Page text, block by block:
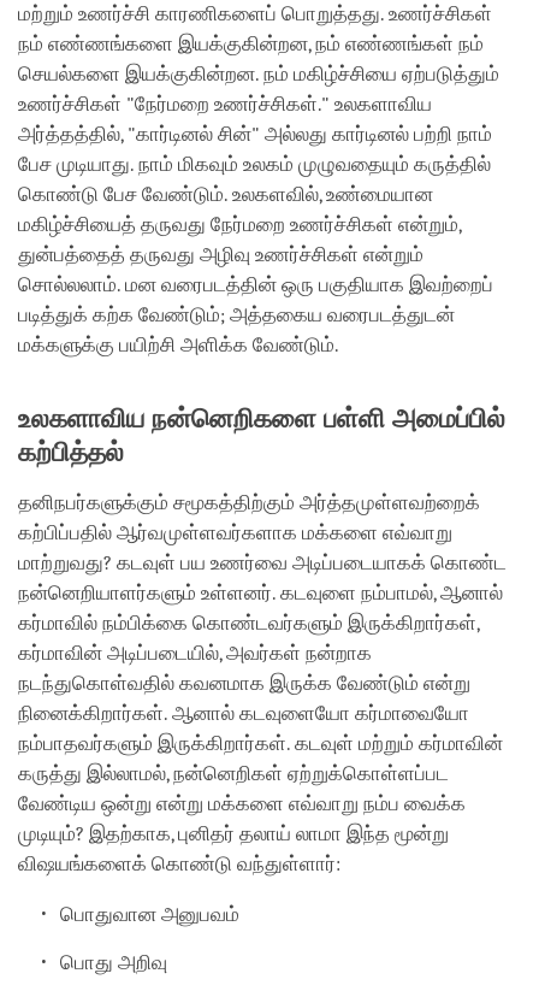
மற்றும் உணர்ச்சி காரணிகளைப் பொறுத்தது. உணர்ச்சிகள்
நம் எண்ணங்களை இயக்குகின்றன, நம் எண்ணங்கள் நம்
செயல்களை இயக்குகின்றன. நம் மகிழ்ச்சியை ஏற்படுத்தும்
உணர்ச்சிகள் "நேர்மறை உணர்ச்சிகள்." உலகளாவிய
அர்த்தத்தில், "கார்டினல் சின்" அல்லது கார்டினல் பற்றி நாம்
பேச முடியாது. நாம் மிகவும் உலகம் முழுவதையும் கருத்தில்
கொண்டு பேச வேண்டும். உலகளவில், உண்மையான
மகிழ்ச்சியைத் தருவது நேர்மறை உணர்ச்சிகள் என்றும்,
துன்பத்தைத் தருவது அழிவு உணர்ச்சிகள் என்றும்
சொல்லலாம். மன வரைபடத்தின் ஒரு பகுதியாக இவற்றைப்
படித்துக் கற்க வேண்டும்; அத்தகைய வரைபடத்துடன்
மக்களுக்கு பயிற்சி அளிக்க வேண்டும்.
உலகளாவிய நன்னெறிகளை பள்ளி அமைப்பில்
கற்பித்தல்
தனிநபர்களுக்கும் சமூகத்திற்கும் அர்த்தமுள்ளவற்றைக்
கற்பிப்பதில் ஆர்வமுள்ளவர்களாக மக்களை எவ்வாறு
மாற்றுவது? கடவுள் பய உணர்வை அடிப்படையாகக் கொண்ட
நன்னெறியாளர்களும் உள்ளனர். கடவுளை நம்பாமல், ஆனால்
கர்மாவில் நம்பிக்கை கொண்டவர்களும் இருக்கிறார்கள்,
கர்மாவின் அடிப்படையில், அவர்கள் நன்றாக
நடந்துகொள்வதில் கவனமாக இருக்க வேண்டும் என்று
நினைக்கிறார்கள். ஆனால் கடவுளையோ கர்மாவையோ
நம்பாதவர்களும் இருக்கிறார்கள். கடவுள் மற்றும் கர்மாவின்
கருத்து இல்லாமல், நன்னெறிகள் ஏற்றுக்கொள்ளப்பட
வேண்டிய ஒன்று என்று மக்களை எவ்வாறு நம்ப வைக்க
முடியும்? இதற்காக, புனிதர் தலாய் லாமா இந்த மூன்று
விஷயங்களைக் கொண்டு வந்துள்ளார்:
பொதுவான அனுபவம்
பொது அறிவு